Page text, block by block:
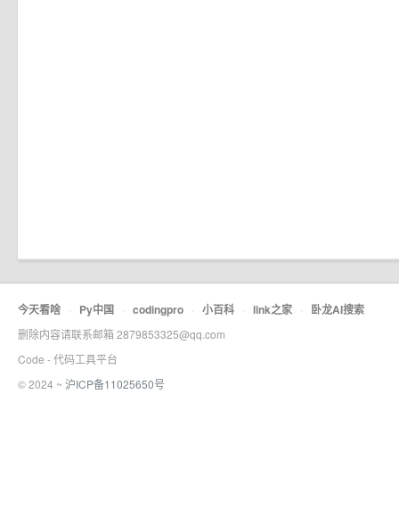
今天看啥 · Py中国 · codingpro · 小百科 · link之家 · 卧龙AI搜索
删除内容请联系邮箱 2879853325@qq.com
Code - 代码工具平台
© 2024 ~ 沪ICP备11025650号